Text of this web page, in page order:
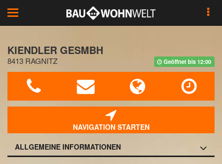
Toggle
navigation
KIENDLER GESMBH
Geöffnet bis 12:00
8413 RAGNITZ
NAVIGATION STARTEN
ALLGEMEINE INFORMATIONEN